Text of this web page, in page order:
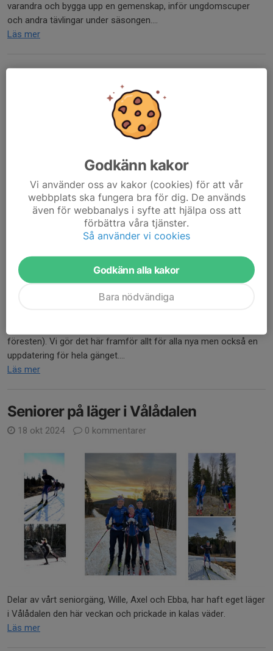
varandra och bygga upp en gemenskap, inför ungdomscuper
och andra tävlingar under säsongen....
Läs mer
0 kommentarer
föresten). Vi gör det här framför allt för alla nya men också en
uppdatering för hela gänget....
Läs mer
Seniorer på läger i Vålådalen
18 okt 2024 0 kommentarer
Delar av vårt seniorgäng, Wille, Axel och Ebba, har haft eget läger
i Vålådalen den här veckan och prickade in kalas väder.
Läs mer
Godkänn kakor
Vi använder oss av kakor (cookies) för att vår
webbplats ska fungera bra för dig. De används
även för webbanalys i syfte att hjälpa oss att
förbättra våra tjänster.
Så använder vi cookies
Godkänn alla kakor
Bara nödvändiga